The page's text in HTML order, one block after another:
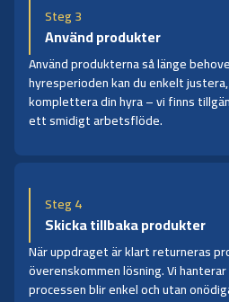
Steg 3
Använd produkter
Använd produkterna så länge
hyresperioden kan du enkelt
komplettera din hyra – vi finns
ett smidigt arbetsflöde.
Steg 4
Skicka tillbaka produkter
När uppdraget är klart returneras
överenskommen lösning. Vi
processen blir enkel och utan